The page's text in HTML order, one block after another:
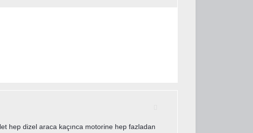
hep dizel araca kaçınca motorine hep fazladan